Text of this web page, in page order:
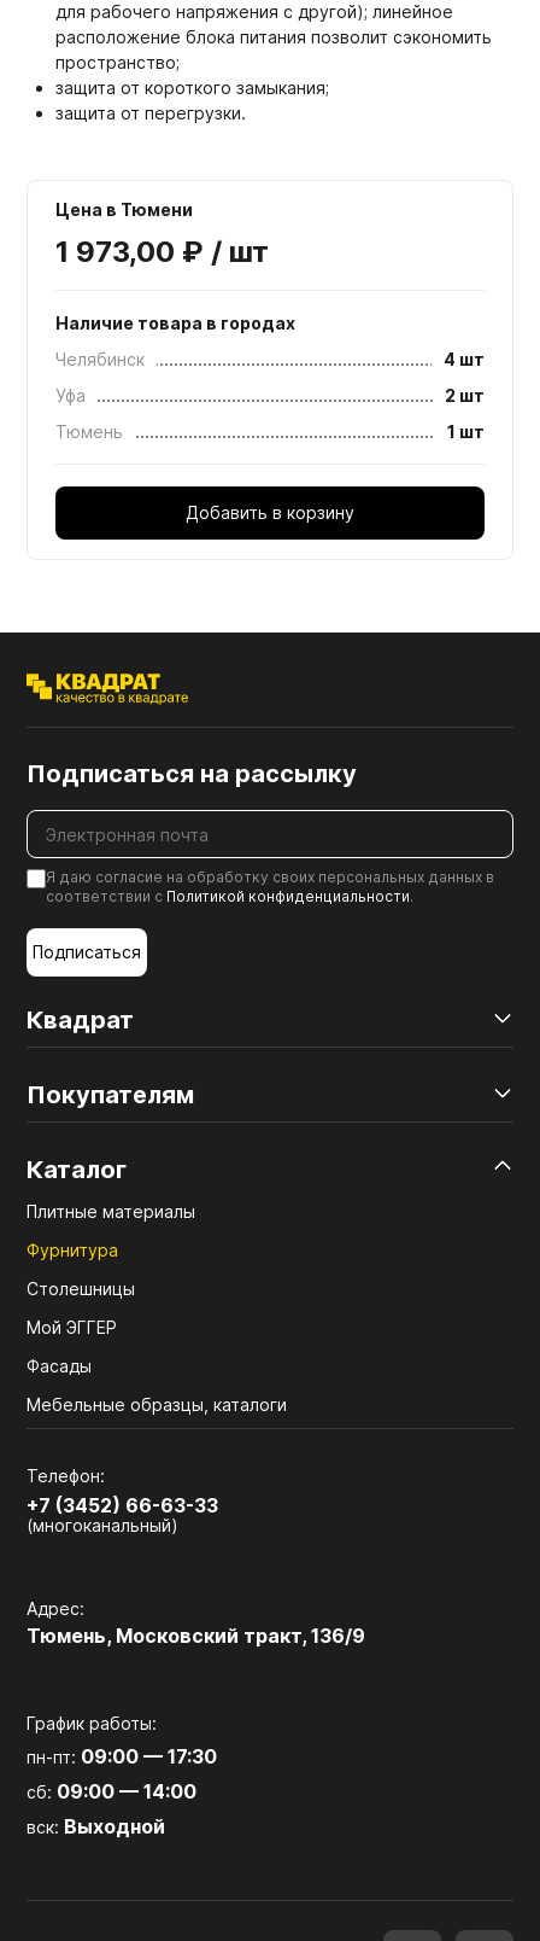
для рабочего напряжения с другой); линейное
расположение блока питания позволит сэкономить
пространство;
защита от короткого замыкания;
защита от перегрузки.
Цена в Тюмени
1 973,00 ₽ / шт
Наличие товара в городах
Челябинск
4 шт
Уфа
2 шт
Тюмень
1 шт
Добавить в корзину
Квадрат
Покупателям
Каталог
Плитные материалы
Фурнитура
Столешницы
Мой ЭГГЕР
Фасады
Мебельные образцы, каталоги
Телефон:
+7 (3452) 66-63-33
(многоканальный)
Адрес:
Тюмень, Московский тракт, 136/9
График работы:
пн-пт: 09:00 — 17:30
сб: 09:00 — 14:00
вск: Выходной
Подписаться на рассылку
Я даю согласие на обработку своих персональных данных в
соответствии с Политикой конфиденциальности.
Подписаться